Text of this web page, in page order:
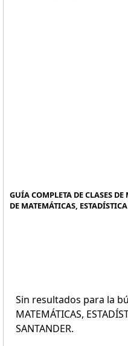
GUÍA COMPLETA DE CLASES
DE MATEMÁTICAS,
Sin resultados para la
MATEMÁTICAS,
SANTANDER.